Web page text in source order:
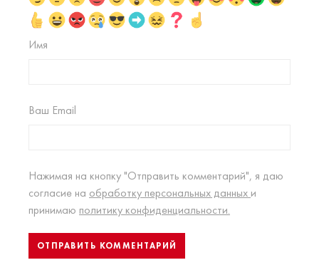
Имя
Ваш Email
Нажимая на кнопку "Отправить комментарий", я даю
согласие на обработку персональных данных и
принимаю политику конфиденциальности.